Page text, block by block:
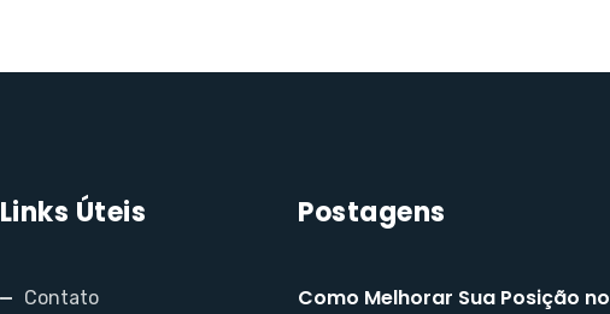
Links Úteis
Contato
Postagens
Como Melhorar Sua Posição no